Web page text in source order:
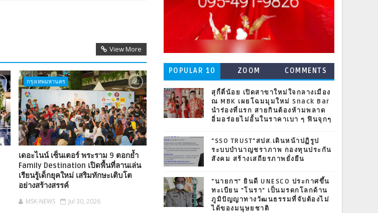
View More
กรุงเทพมหานคร
เดอะไนน์ เซ็นเตอร์ พระราม 9 ตอกย้ำ
Family Destination เปิดพื้นที่ลานเล่น
เรียนรู้เด็กยุคใหม่ เสริมทักษะเติบโต
อย่างสร้างสรรค์
MSK-NEWS Jul 30, 2026
POPULAR 10 ZOOM COMMENTS
สุกี้ตี๋น้อย เปิดสาขาใหม่ใจกลางเมือง
ณ MBK เผยโฉมมุมใหม่ Snack Bar
นำร่องที่แรก สายกินต้องห้ามพลาด
อิ่มอร่อยไม่อั้นในราคาเบา ๆ ฟินจุกๆ
"SSO TRUST"สปส.เดินหน้าปฏิรูป
ระบบบำนาญชราภาพ กองทุนประกัน
สังคม สร้างเสถียรภาพยั่งยืน
"นายกฯ" ยินดี UNESCO ประกาศขึ้น
ทะเบียน "โนรา" เป็นมรดกโลกด้าน
ภูมิปัญญาทางวัฒนธรรมที่จับต้องไม่
ได้ของมนุษยชาติ